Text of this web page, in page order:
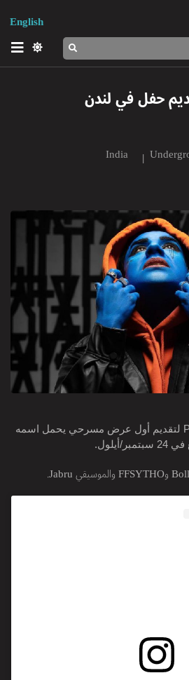
English
India
يستعد النجم الهندي PAV4N لتقديم أول عرض مسرحي يحمل اسمه